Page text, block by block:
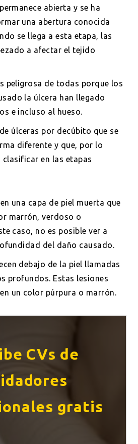
abierta y se ha
una abertura conocida
se llega a esta etapa, las
a afectar el tejido
peligrosa de todas porque los
la úlcera han llegado
e incluso al hueso.
úlceras por decúbito que se
diferente y que, por lo
en las etapas
una capa de piel muerta que
marrón, verdoso o
caso, no es posible ver a
del daño causado.
debajo de la piel llamadas
profundos. Estas lesiones
un color púrpura o marrón.
CVs de
gratis